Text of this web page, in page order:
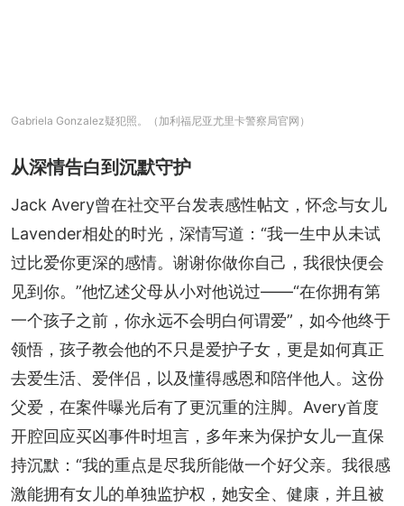
Gabriela Gonzalez疑犯照。（加利福尼亚尤里卡警察局官网）
从深情告白到沉默守护
Jack Avery曾在社交平台发表感性帖文，怀念与女儿
Lavender相处的时光，深情写道：“我一生中从未试
过比爱你更深的感情。谢谢你做你自己，我很快便会
见到你。”他忆述父母从小对他说过——“在你拥有第
一个孩子之前，你永远不会明白何谓爱”，如今他终于
领悟，孩子教会他的不只是爱护子女，更是如何真正
去爱生活、爱伴侣，以及懂得感恩和陪伴他人。这份
父爱，在案件曝光后有了更沉重的注脚。Avery首度
开腔回应买凶事件时坦言，多年来为保护女儿一直保
持沉默：“我的重点是尽我所能做一个好父亲。我很感
激能拥有女儿的单独监护权，她安全、健康，并且被